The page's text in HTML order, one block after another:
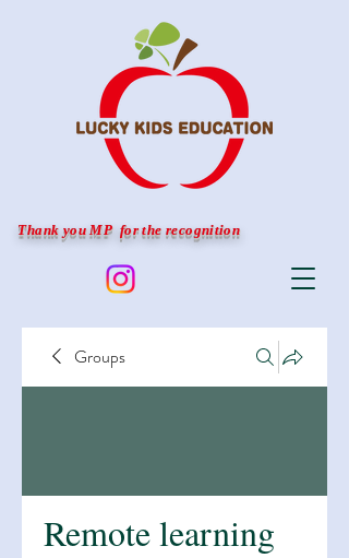
Thank you MP for the recognition
Groups
Remote learning